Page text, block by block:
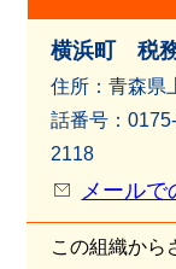
横浜町 税
住所：青森
話番号：
2118
メールで
この組織か